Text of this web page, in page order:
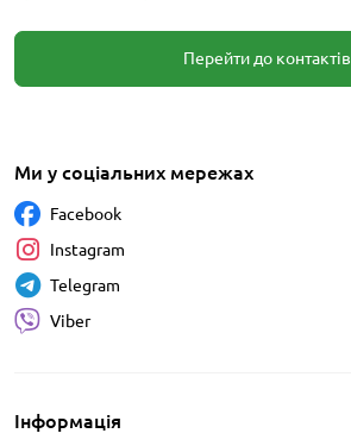
Перейти до контактів
Інформація
Ми у соціальних мережах
Facebook
Instagram
Telegram
Viber